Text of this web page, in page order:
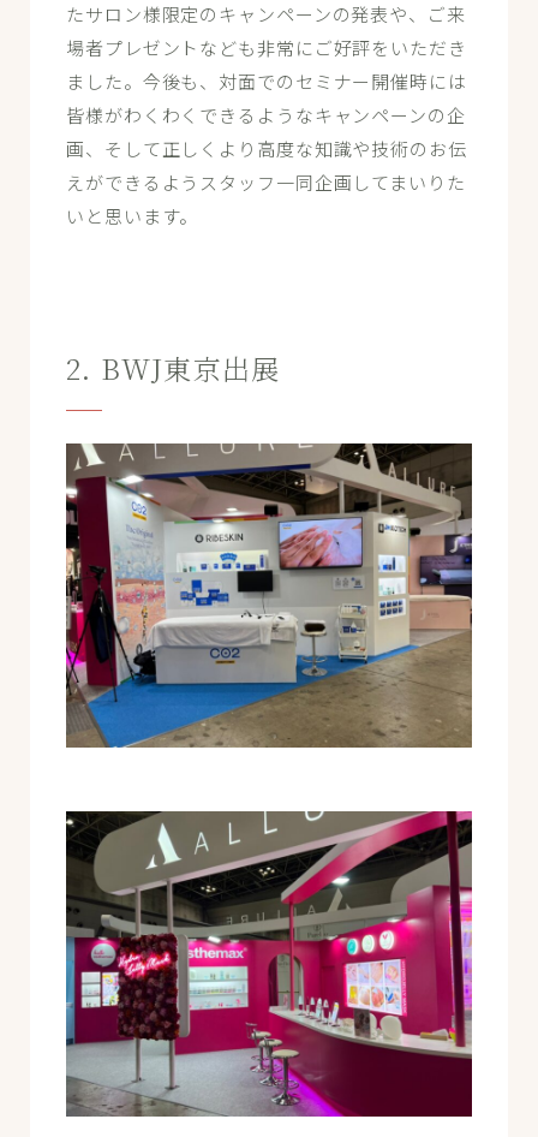
たサロン様限定のキャンペーンの発表や、ご来
場者プレゼントなども非常にご好評をいただき
ました。今後も、対面でのセミナー開催時には
皆様がわくわくできるようなキャンペーンの企
画、そして正しくより高度な知識や技術のお伝
えができるようスタッフ一同企画してまいりた
いと思います。
2. BWJ東京出展